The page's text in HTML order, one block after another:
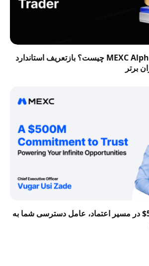
آلفا تریدر MEXC Alpha Trader چیست؟ بازتعریف استاندارد
برتر
سپرده گذاری 500M$ در مسیر اعتماد، عامل دسترسی شما به